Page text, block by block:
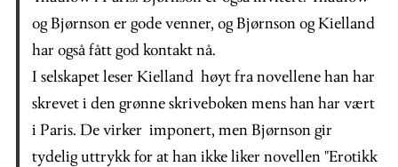
og Bjørnson er gode venner, og Bjørnson og Kielland
har også fått god kontakt nå.
I selskapet leser Kielland høyt fra novellene han har
skrevet i den grønne skriveboken mens han har vært
i Paris. De virker imponert, men Bjørnson gir
tydelig uttrykk for at han ikke liker novellen "Erotikk